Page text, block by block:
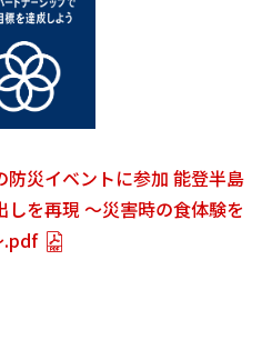
災イベントに参加 能登半島
を再現 ～災害時の食体験を
.pdf